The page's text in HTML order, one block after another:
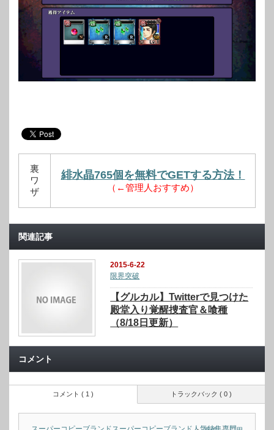
裏
ワ
ザ
緋水晶765個を無料でGETする方法！
（←管理人おすすめ）
関連記事
2015-6-22
限界突破
【グルカル】Twitterで見つけた
殿堂入り覚醒捜査官＆喰種
（8/18日更新）
コメント
トラックバック ( 0 )
コメント ( 1 )